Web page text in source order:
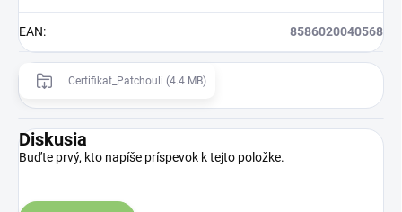
EAN: 8586020040568
Certifikat_Patchouli (4.4 MB)
Diskusia
Buďte prvý, kto napíše príspevok k tejto položke.